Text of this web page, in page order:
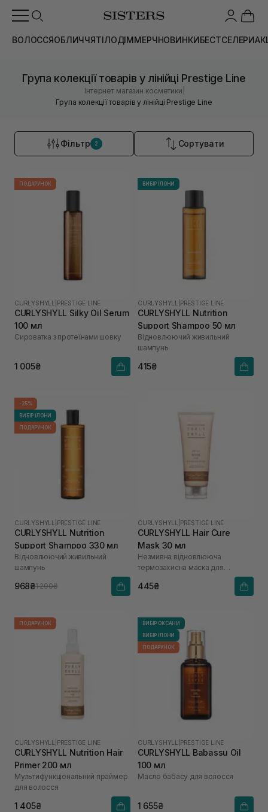
ВОЛОССЯОБЛИЧЧЯТІЛОДІММЕРЧНОВИНКИБЕСТСЕЛЕРИ
Група колекції товарів у лінійці Prestige Line
Інтернет магазин косметики
Група колекції товарів у лінійці Prestige Line
Фільтр 2 Сортувати
ПОДАРУНОК
CURLYSHYLL PRESTIGE LINE
CURLYSHYLL Silky Oil Serum
100 мл
Сироватка з протеїнами шовку
1 005₴
ВИБІР ІЛОНИ
CURLYSHYLL PRESTIGE LINE
CURLYSHYLL Nutrition
Support Shampoo 50 мл
Відновлюючий живильний
шампунь
415₴
-25%
ВИБІР ІЛОНИ
ПОДАРУНОК
CURLYSHYLL PRESTIGE LINE
CURLYSHYLL Nutrition
Support Shampoo 330 мл
Відновлюючий живильний
шампунь
968₴1 290₴
CURLYSHYLL PRESTIGE LINE
CURLYSHYLL Hair Cure
Mask 30 мл
Незмивна відновлююча
термозахисна маска для
445₴
ПОДАРУНОК
CURLYSHYLL PRESTIGE LINE
CURLYSHYLL Nutrition Hair
Primer 200 мл
Мультифункціональний праймер
для волосся
1 405₴
ВИБІР ОКСАНИ
ВИБІР ІЛОНИ
ПОДАРУНОК
CURLYSHYLL PRESTIGE LINE
CURLYSHYLL Babassu Oil
100 мл
Масло бабасу для волосся
1 655₴